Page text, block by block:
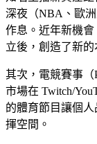
深夜（NBA、歐
作息。近年新機
立後，創造了新
其次，電競賽事（
市場在 Twitch/
的體育節目讓個人
揮空間。